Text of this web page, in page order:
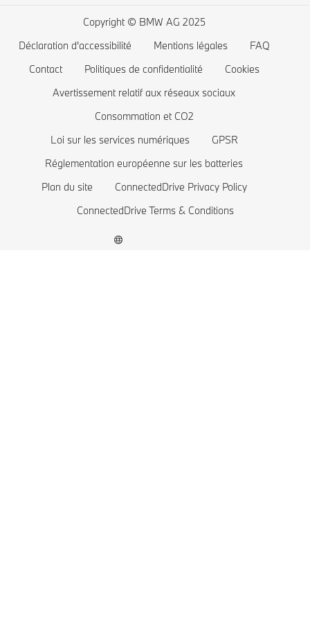
BMW Série 3
BMW Série 2
BMW Série 1
La famille BMW X1
BMW M
Voitures électriques BMW
Coût des voitures électriques
Batterie de voiture électrique
Copyright © BMW AG 2025
Déclaration d'accessibilité
Mentions légales
FAQ
Contact
Politiques de confidentialité
Cookies
Avertissement relatif aux réseaux sociaux
Consommation et CO2
Loi sur les services numériques
GPSR
Réglementation européenne sur les batteries
Plan du site
ConnectedDrive Privacy Policy
ConnectedDrive Terms & Conditions